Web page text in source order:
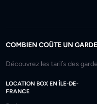
COMBIEN COÛTE UN
Découvrez les tarifs des
LOCATION BOX EN ÎLE-DE-
FRANCE